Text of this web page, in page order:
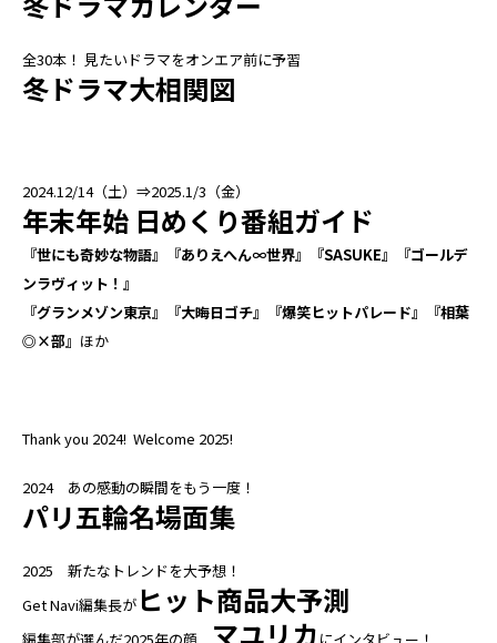
全30本！ 見たいドラマをオンエア前に予習
冬ドラマ大相関図
2024.12/14（土）⇒2025.1/3（金）
年末年始 日めくり番組ガイド
『世にも奇妙な物語』『ありえへん∞世界』『SASUKE』『ゴールデ
ンラヴィット！』
『グランメゾン東京』『大晦日ゴチ』『爆笑ヒットパレード』『相葉
◎×部』 ほか
Thank you 2024! Welcome 2025!
2024 あの感動の瞬間をもう一度！
パリ五輪名場面集
2025 新たなトレンドを大予想！
Get Navi編集長が ヒット商品大予測
マユリカ